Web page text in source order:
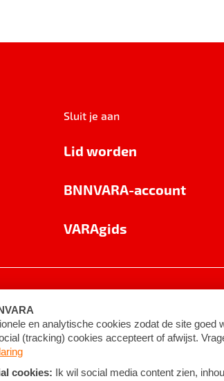
Sluit je aan
Lid worden
BNNVARA-account
VARAgids
voorwaarden ©2026BNNVARA